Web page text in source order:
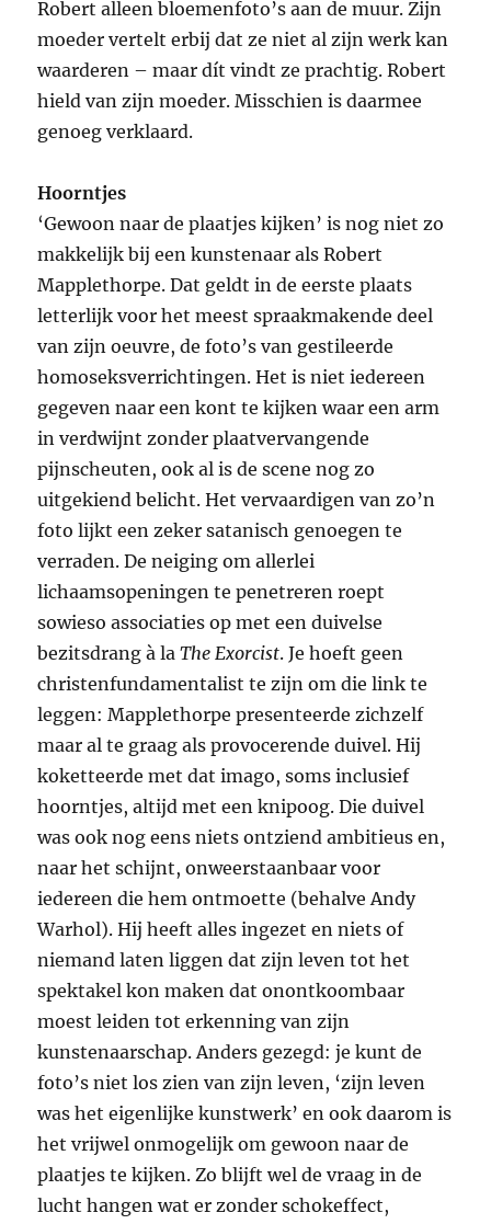
Robert alleen bloemenfoto’s aan de muur. Zijn
moeder vertelt erbij dat ze niet al zijn werk kan
waarderen – maar dít vindt ze prachtig. Robert
hield van zijn moeder. Misschien is daarmee
genoeg verklaard.
Hoorntjes
‘Gewoon naar de plaatjes kijken’ is nog niet zo
makkelijk bij een kunstenaar als Robert
Mapplethorpe. Dat geldt in de eerste plaats
letterlijk voor het meest spraakmakende deel
van zijn oeuvre, de foto’s van gestileerde
homoseksverrichtingen. Het is niet iedereen
gegeven naar een kont te kijken waar een arm
in verdwijnt zonder plaatvervangende
pijnscheuten, ook al is de scene nog zo
uitgekiend belicht. Het vervaardigen van zo’n
foto lijkt een zeker satanisch genoegen te
verraden. De neiging om allerlei
lichaamsopeningen te penetreren roept
sowieso associaties op met een duivelse
bezitsdrang à laThe Exorcist. Je hoeft geen
christenfundamentalist te zijn om die link te
leggen: Mapplethorpe presenteerde zichzelf
maar al te graag als provocerende duivel. Hij
koketteerde met dat imago, soms inclusief
hoorntjes, altijd met een knipoog. Die duivel
was ook nog eens niets ontziend ambitieus en,
naar het schijnt, onweerstaanbaar voor
iedereen die hem ontmoette (behalve Andy
Warhol). Hij heeft alles ingezet en niets of
niemand laten liggen dat zijn leven tot het
spektakel kon maken dat onontkoombaar
moest leiden tot erkenning van zijn
kunstenaarschap. Anders gezegd: je kunt de
foto’s niet los zien van zijn leven, ‘zijn leven
was het eigenlijke kunstwerk’ en ook daarom is
het vrijwel onmogelijk om gewoon naar de
plaatjes te kijken. Zo blijft wel de vraag in de
lucht hangen wat er zonder schokeffect,